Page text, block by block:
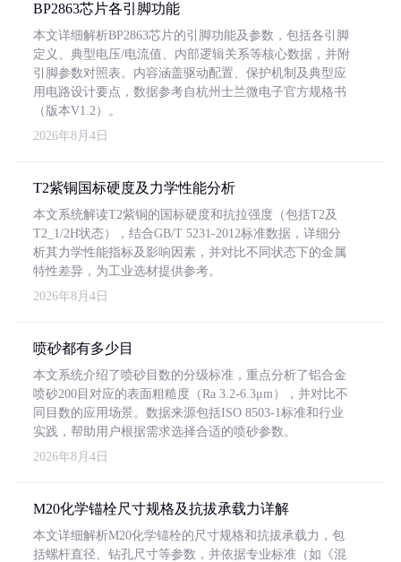
BP2863芯片各引脚功能
本文详细解析BP2863芯片的引脚功能及参数，包括各引脚
定义、典型电压/电流值、内部逻辑关系等核心数据，并附
引脚参数对照表。内容涵盖驱动配置、保护机制及典型应
用电路设计要点，数据参考自杭州士兰微电子官方规格书
（版本V1.2）。
2026年8月4日
T2紫铜国标硬度及力学性能分析
本文系统解读T2紫铜的国标硬度和抗拉强度（包括T2及
T2_1/2H状态），结合GB/T 5231-2012标准数据，详细分
析其力学性能指标及影响因素，并对比不同状态下的金属
特性差异，为工业选材提供参考。
2026年8月4日
喷砂都有多少目
本文系统介绍了喷砂目数的分级标准，重点分析了铝合金
喷砂200目对应的表面粗糙度（Ra 3.2-6.3μm），并对比不
同目数的应用场景。数据来源包括ISO 8503-1标准和行业
实践，帮助用户根据需求选择合适的喷砂参数。
2026年8月4日
M20化学锚栓尺寸规格及抗拔承载力详解
本文详细解析M20化学锚栓的尺寸规格和抗拔承载力，包
括螺杆直径、钻孔尺寸等参数，并依据专业标准（如《混